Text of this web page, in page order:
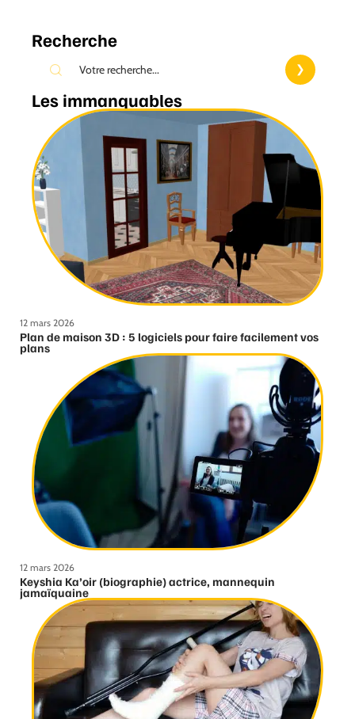
Recherche
Les immanquables
12 mars 2026
Plan de maison 3D : 5 logiciels pour faire facilement vos
plans
12 mars 2026
Keyshia Ka’oir (biographie) actrice, mannequin
jamaïquaine